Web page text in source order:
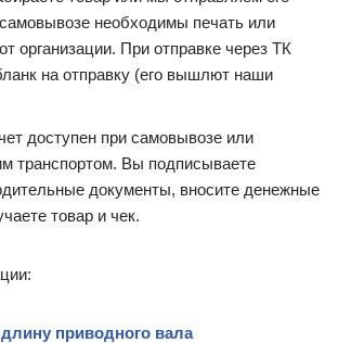
необходимы печать или
организации. При отправке через ТК
на отправку (его вышлют наши
доступен при самовывозе или
транспортом. Вы подписываете
документы, вносите денежные
товар и чек.
приводного вала